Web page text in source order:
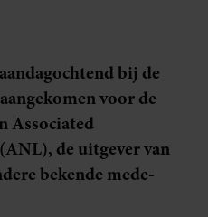
bij de
voor de
Associated
de uitgever van
bekende mede-